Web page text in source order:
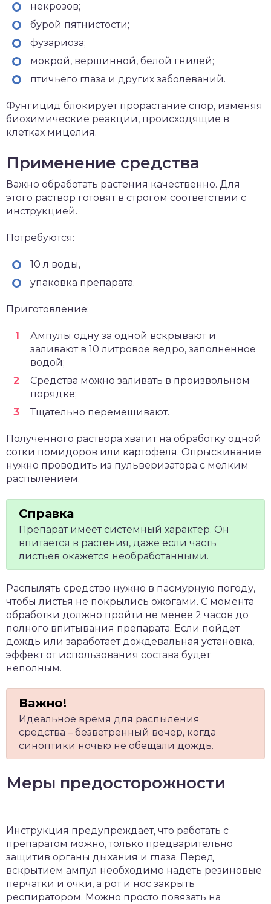
некрозов;
бурой пятнистости;
фузариоза;
мокрой, вершинной, белой гнилей;
птичьего глаза и других заболеваний.
Фунгицид блокирует прорастание спор, изменяя
биохимические реакции, происходящие в
клетках мицелия.
Применение средства
Важно обработать растения качественно. Для
этого раствор готовят в строгом соответствии с
инструкцией.
Потребуются:
10 л воды,
упаковка препарата.
Приготовление:
Ампулы одну за одной вскрывают и
заливают в 10 литровое ведро, заполненное
водой;
Средства можно заливать в произвольном
порядке;
Тщательно перемешивают.
Полученного раствора хватит на обработку одной
сотки помидоров или картофеля. Опрыскивание
нужно проводить из пульверизатора с мелким
распылением.
Препарат имеет системный характер. Он
впитается в растения, даже если часть
листьев окажется необработанными.
Распылять средство нужно в пасмурную погоду,
чтобы листья не покрылись ожогами. С момента
обработки должно пройти не менее 2 часов до
полного впитывания препарата. Если пойдет
дождь или заработает дождевальная установка,
эффект от использования состава будет
неполным.
Идеальное время для распыления
средства – безветренный вечер, когда
синоптики ночью не обещали дождь.
Меры предосторожности
Инструкция предупреждает, что работать с
препаратом можно, только предварительно
защитив органы дыхания и глаза. Перед
вскрытием ампул необходимо надеть резиновые
перчатки и очки, а рот и нос закрыть
респиратором. Можно просто повязать на